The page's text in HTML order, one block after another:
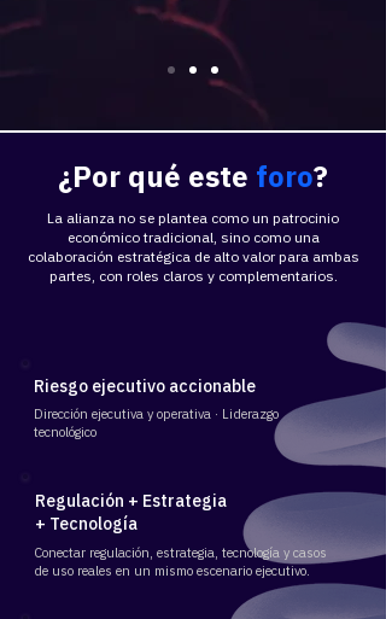
​¿Por qué este foro?
La alianza no se plantea como un patrocinio
económico tradicional, sino como una
colaboración estratégica de alto valor para ambas
partes, con roles claros y complementarios.
Riesgo ejecutivo accionable
Dirección ejecutiva y operativa · Liderazgo
tecnológico
Regulación + Estrategia
+ Tecnología
​Conectar regulación, estrategia, tecnología y casos
de uso reales en un mismo escenario ejecutivo.